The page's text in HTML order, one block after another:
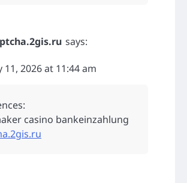
says:
11, 2026 at 11:44 am
casino bankeinzahlung